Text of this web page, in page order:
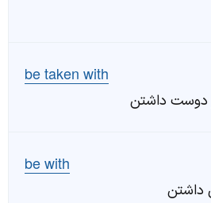
be taken with
دوست داشتن
be with
داشتن